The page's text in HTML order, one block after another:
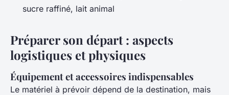
sucre raffiné, lait animal
Préparer son départ : aspects
logistiques et physiques
Équipement et accessoires indispensables
Le matériel à prévoir dépend de la destination, mais